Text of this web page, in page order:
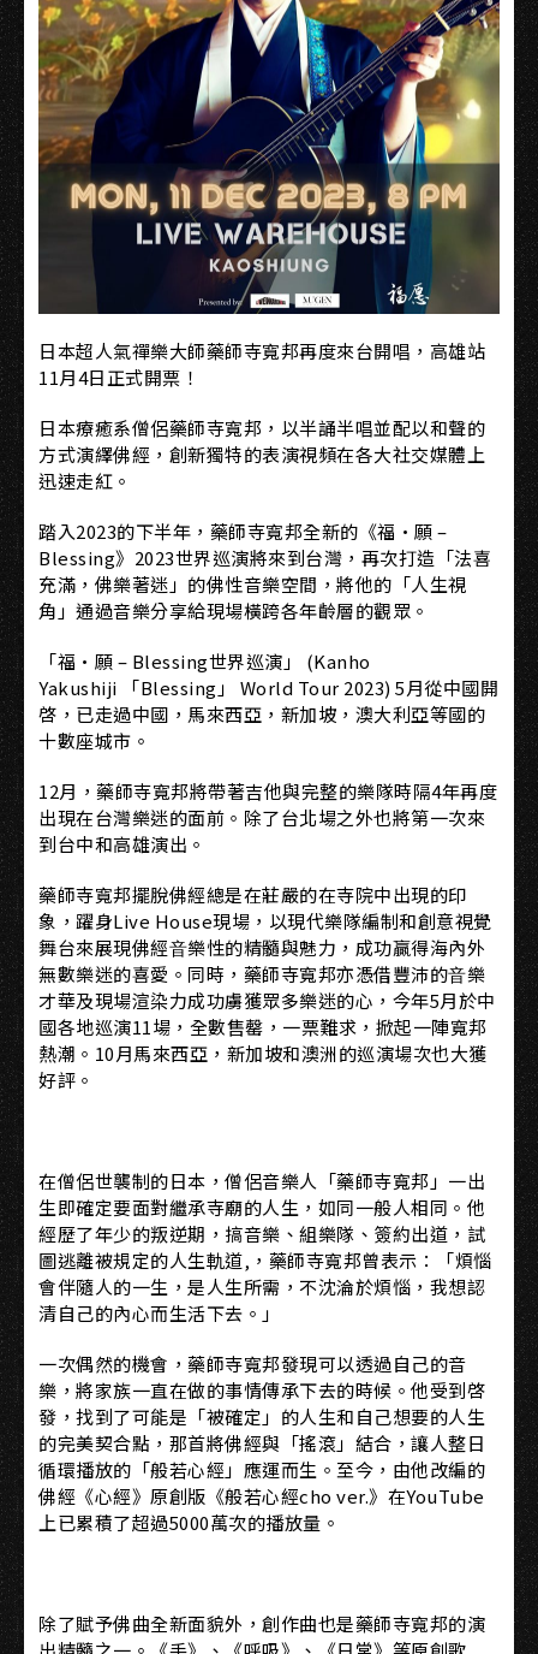
日本超人氣禪樂大師藥師寺寬邦再度來台開唱，高雄站
11月4日正式開票！
日本療癒系僧侶藥師寺寬邦，以半誦半唱並配以和聲的
⽅式演繹佛經，創新獨特的表演視頻在各大社交媒體上
迅速走紅。
踏入2023的下半年，藥師寺寬邦全新的《福·願 –
Blessing》2023世界巡演將來到台灣，再次打造「法喜
充滿，佛樂著迷」的佛性音樂空間，將他的「人生視
角」通過音樂分享給現場橫跨各年齡層的觀眾。
「福·願 – Blessing世界巡演」 (Kanho
Yakushiji 「Blessing」 World Tour 2023) 5月從中國開
啓，已走過中國，馬來西亞，新加坡，澳大利亞等國的
十數座城市。
12月，藥師寺寬邦將帶著吉他與完整的樂隊時隔4年再度
出現在台灣樂迷的面前。除了台北場之外也將第一次來
到台中和高雄演出。
藥師寺寬邦擺脫佛經總是在莊嚴的在寺院中出現的印
象，躍身Live House現場，以現代樂隊編制和創意視覺
舞台來展現佛經⾳樂性的精髓與魅力，成功贏得海內外
無數樂迷的喜愛。同時，藥師寺寬邦亦憑借豐沛的⾳樂
才華及現場渲染力成功虜獲眾多樂迷的心，今年5月於中
國各地巡演11場，全數售罄，一票難求，掀起一陣寬邦
熱潮。10月馬來西亞，新加坡和澳洲的巡演場次也大獲
好評。
在僧侶世襲制的日本，僧侶音樂人「藥師寺寬邦」一出
生即確定要面對繼承寺廟的人生，如同一般人相同。他
經歷了年少的叛逆期，搞音樂、組樂隊、簽約出道，試
圖逃離被規定的人生軌道,，藥師寺寬邦曾表示：「煩惱
會伴隨人的一生，是人生所需，不沈淪於煩惱，我想認
清自己的內心而生活下去。」
一次偶然的機會，藥師寺寬邦發現可以透過自己的音
樂，將家族一直在做的事情傳承下去的時候。他受到啓
發，找到了可能是「被確定」的人生和自己想要的人生
的完美契合點，那首將佛經與「搖滾」結合，讓人整日
循環播放的「般若心經」應運而生。至今，由他改編的
佛經《心經》原創版《般若心經cho ver.》在YouTube
上已累積了超過5000萬次的播放量。
除了賦予佛曲全新面貌外，創作曲也是藥師寺寬邦的演